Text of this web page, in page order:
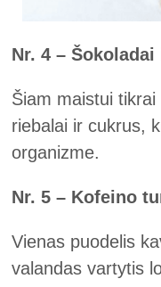
Nr. 4 –
Šiam maistui
riebalai ir cukrus,
organizme.
Nr. 5 – Kofeino
Vienas puodelis
valandas vartytis